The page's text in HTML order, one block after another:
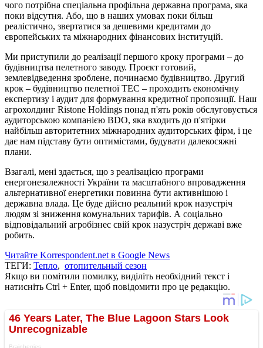
чого потрібна спеціальна профільна державна програма, яка
поки відсутня. Або, що в наших умовах поки більш
реалістично, звертатися за дешевими кредитами до
європейських та міжнародних фінансових інституцій.
Ми приступили до реалізації першого кроку програми – до
будівництва пелетного заводу. Проєкт готовий,
землевідведення зроблене, починаємо будівництво. Другий
крок – будівництво пелетної ТЕС – проходить економічну
експертизу і аудит для формування кредитної пропозиції. Наш
агрохолдинг Ristone Holdings понад п'ять років обслуговується
аудиторською компанією BDO, яка входить до п'ятірки
найбільш авторитетних міжнародних аудиторських фірм, і це
дає нам підставу бути оптимістами, будувати далекосяжні
плани.
Взагалі, мені здається, що з реалізацією програми
енергонезалежності України та масштабного впровадження
альтернативної енергетики повинна бути активнішою і
державна влада. Це буде дійсно реальний крок назустріч
людям зі зниження комунальних тарифів. А соціально
відповідальний агробізнес свій крок назустріч державі вже
робить.
Читайте Korrespondent.net в Google News
ТЕГИ: Тепло, отопительный сезон
Якщо ви помітили помилку, виділіть необхідний текст і
натисніть Ctrl + Enter, щоб повідомити про це редакцію.